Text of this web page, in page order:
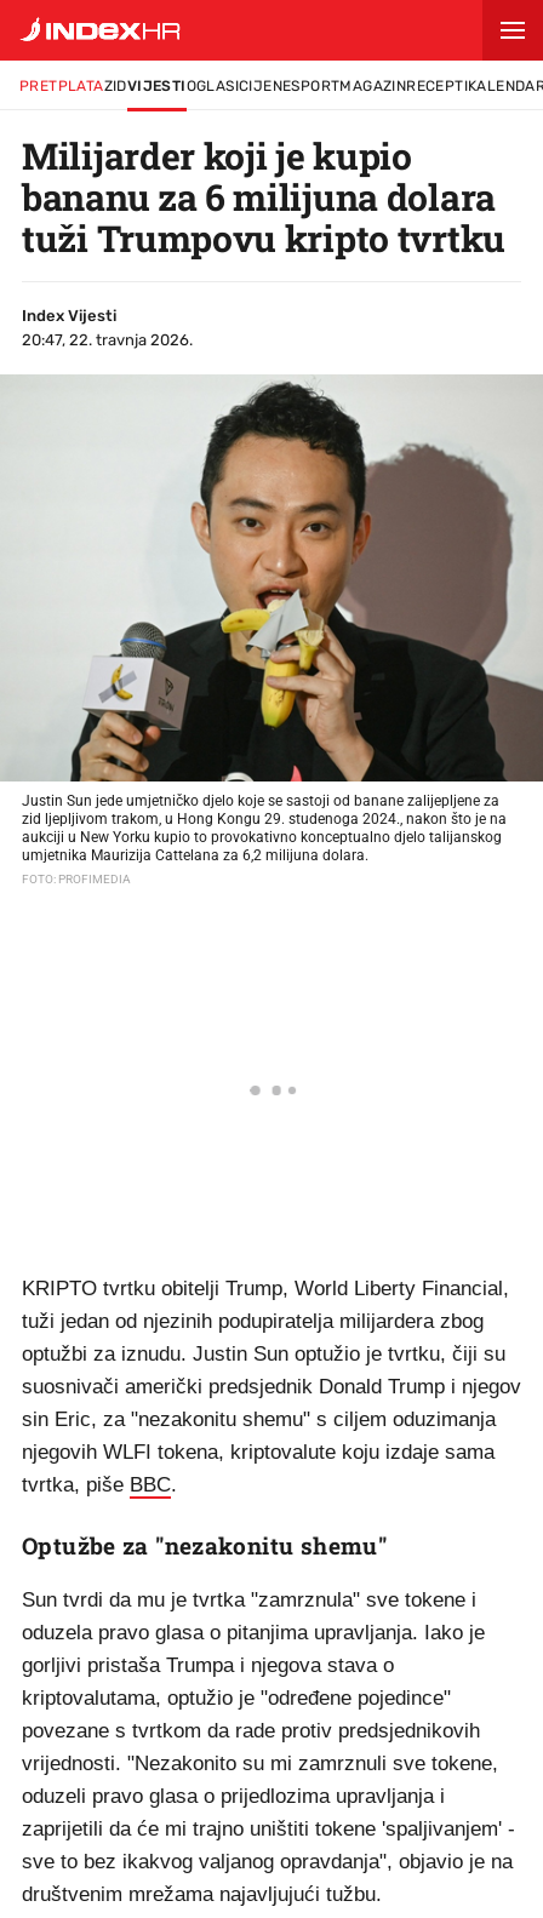
PRETPLATAZIDVIJESTIOGLASICIJENESPORTMAGAZINRECEPTI
Milijarder koji je kupio
bananu za 6 milijuna dolara
tuži Trumpovu kripto tvrtku
Index Vijesti
20:47, 22. travnja 2026.
Justin Sun jede umjetničko djelo koje se sastoji od banane zalijepljene za
zid ljepljivom trakom, u Hong Kongu 29. studenoga 2024., nakon što je na
aukciji u New Yorku kupio to provokativno konceptualno djelo talijanskog
umjetnika Maurizija Cattelana za 6,2 milijuna dolara.
FOTO: PROFIMEDIA
KRIPTO tvrtku obitelji Trump, World Liberty Financial,
tuži jedan od njezinih podupiratelja milijardera zbog
optužbi za iznudu. Justin Sun optužio je tvrtku, čiji su
suosnivači američki predsjednik Donald Trump i njegov
sin Eric, za "nezakonitu shemu" s ciljem oduzimanja
njegovih WLFI tokena, kriptovalute koju izdaje sama
tvrtka, piše BBC.
Optužbe za "nezakonitu shemu"
Sun tvrdi da mu je tvrtka "zamrznula" sve tokene i
oduzela pravo glasa o pitanjima upravljanja. Iako je
gorljivi pristaša Trumpa i njegova stava o
kriptovalutama, optužio je "određene pojedince"
povezane s tvrtkom da rade protiv predsjednikovih
vrijednosti. "Nezakonito su mi zamrznuli sve tokene,
oduzeli pravo glasa o prijedlozima upravljanja i
zaprijetili da će mi trajno uništiti tokene 'spaljivanjem' -
sve to bez ikakvog valjanog opravdanja", objavio je na
društvenim mrežama najavljujući tužbu.